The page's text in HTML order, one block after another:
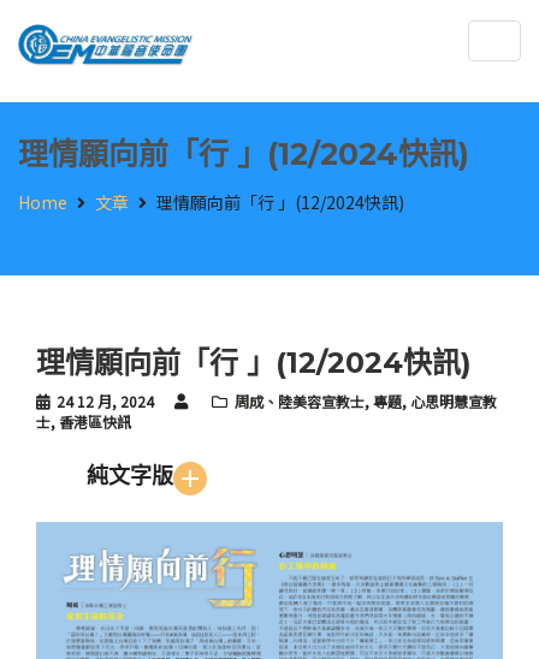
理情願向前「行 」(12/2024快訊)
Home 文章 理情願向前「行 」(12/2024快訊)
理情願向前「行 」(12/2024快訊)
24 12 月, 2024 周成、陸美容宣教士,專題, 心思明慧宣教
士, 香港區快訊
純文字版